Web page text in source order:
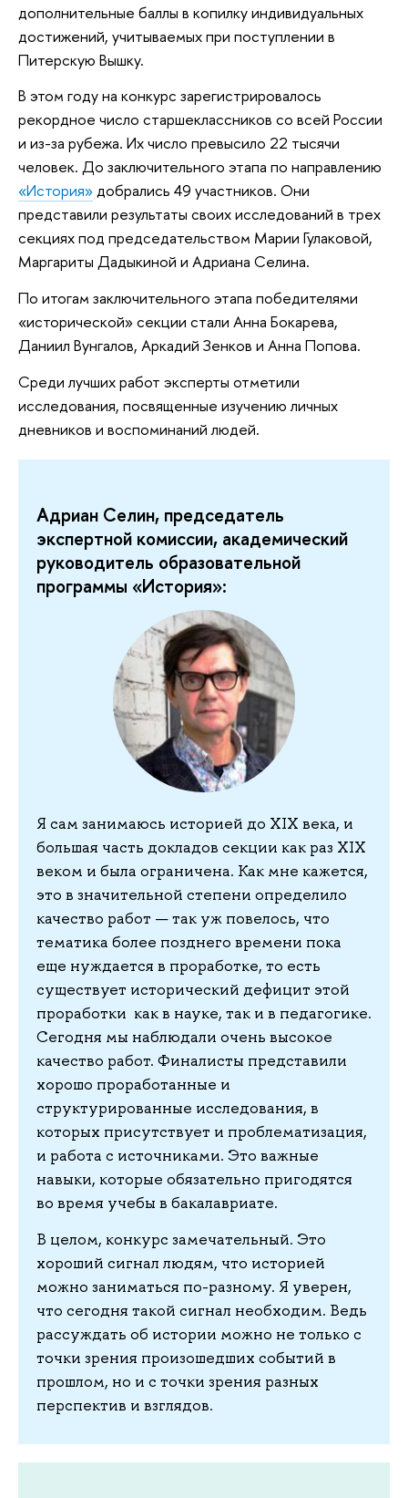
дополнительные баллы в копилку индивидуальных
достижений, учитываемых при поступлении в
Питерскую Вышку.
В этом году на конкурс зарегистрировалось
рекордное число старшеклассников со всей России
и из-за рубежа. Их число превысило 22 тысячи
человек. До заключительного этапа по направлению
«История»добрались 49 участников. Они
представили результаты своих исследований в трех
секциях под председательством Марии Гулаковой,
Маргариты Дадыкиной и Адриана Селина.
По итогам заключительного этапа победителями
«исторической» секции стали Анна Бокарева,
Даниил Вунгалов, Аркадий Зенков и Анна Попова.
Среди лучших работ эксперты отметили
исследования, посвященные изучению личных
дневников и воспоминаний людей.
Адриан Селин, председатель
экспертной комиссии, академический
руководитель образовательной
программы «История»:
Я сам занимаюсь историей до XIX века, и
большая часть докладов секции как раз XIX
веком и была ограничена. Как мне кажется,
это в значительной степени определило
качество работ — так уж повелось, что
тематика более позднего времени пока
еще нуждается в проработке, то есть
существует исторический дефицит этой
проработки как в науке, так и в педагогике.
Сегодня мы наблюдали очень высокое
качество работ. Финалисты представили
хорошо проработанные и
структурированные исследования, в
которых присутствует и проблематизация,
и работа с источниками. Это важные
навыки, которые обязательно пригодятся
во время учебы в бакалавриате.
В целом, конкурс замечательный. Это
хороший сигнал людям, что историей
можно заниматься по-разному. Я уверен,
что сегодня такой сигнал необходим. Ведь
рассуждать об истории можно не только с
точки зрения произошедших событий в
прошлом, но и с точки зрения разных
перспектив и взглядов.